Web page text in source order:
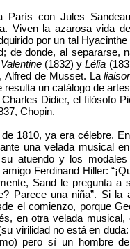
París con Jules
Viven la azarosa vida
por un tal
de donde, al separarse,
Valentine (1832) yLélia
Alfred de Musset. La
un catálogo de
Didier, el filósofo
Chopin.
1810, ya era célebre.
una velada musical
atuendo y los modales
Ferdinand Hiller:
Sand le pregunta a
Parece una niña”. Si la
el comienzo, porque
en otra velada musical,
virilidad no está en
pero sí un hombre